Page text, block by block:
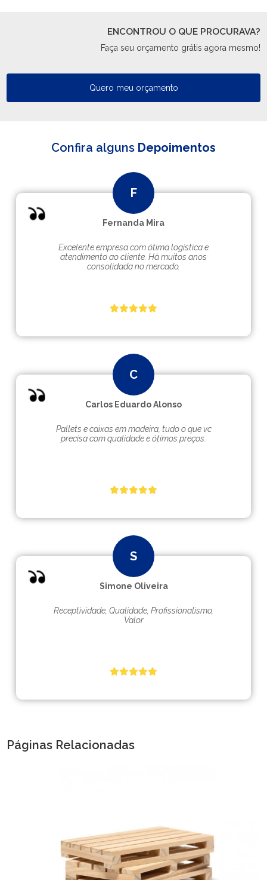
ENCONTROU O QUE PROCURAVA?
Faça seu orçamento grátis agora mesmo!
Quero meu orçamento
Confira alguns Depoimentos
Fernanda Mira
Excelente empresa com ótima logística e
atendimento ao cliente. Hà muitos anos
consolidada no mercado.
Carlos Eduardo Alonso
Pallets e caixas em madeira, tudo o que vc
precisa com qualidade e ótimos preços.
Simone Oliveira
Receptividade, Qualidade, Profissionalismo,
Valor
Páginas Relacionadas